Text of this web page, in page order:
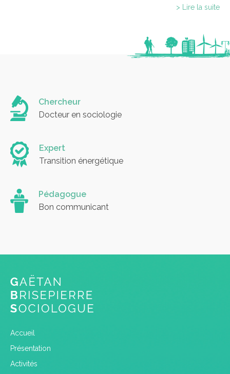
> Lire la suite
Chercheur
Docteur en sociologie
Expert
Transition énergétique
Pédagogue
Bon communicant
Accueil
Présentation
Activités